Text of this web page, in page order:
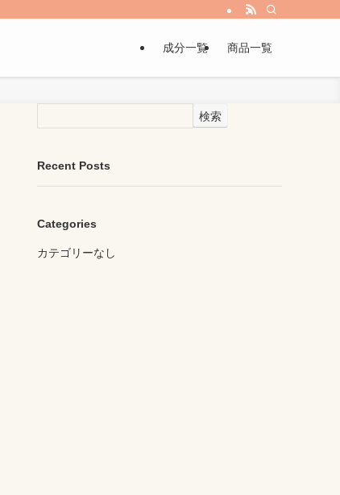
成分一覧 商品一覧
検索
Recent Posts
Categories
カテゴリーなし